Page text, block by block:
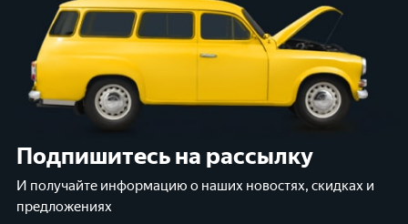
Подпишитесь на рассылку
И получайте информацию о наших новостях, скидках и
предложениях